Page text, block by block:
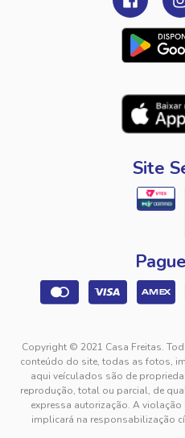
Site
Copyright © 2021 Casa Freitas.
conteúdo do site, todas as fotos,
aqui veículados são de
reprodução, total ou parcial, de
expressa autorização. A
implicará na responsabilização